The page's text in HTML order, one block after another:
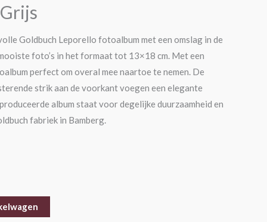
Goldbuch Leporello fotoalbum met een omslag in de
foto’s in het formaat tot 13×18 cm. Met een
perfect om overal mee naartoe te nemen. De
strik aan de voorkant voegen een elegante
album staat voor degelijke duurzaamheid en
fabriek in Bamberg.